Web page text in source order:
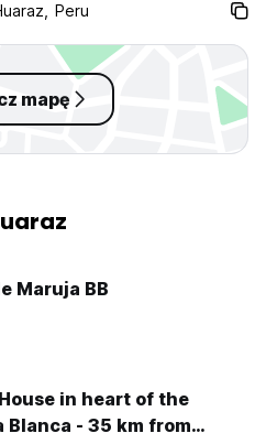
Peru
mapę
Maruja BB
in heart of the
Blanca - 35 km from